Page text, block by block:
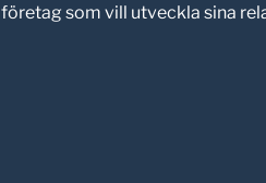
företag som vill utveckla sina